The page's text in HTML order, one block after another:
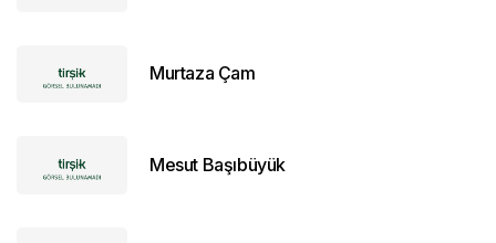
Murtaza Çam
Mesut Başıbüyük